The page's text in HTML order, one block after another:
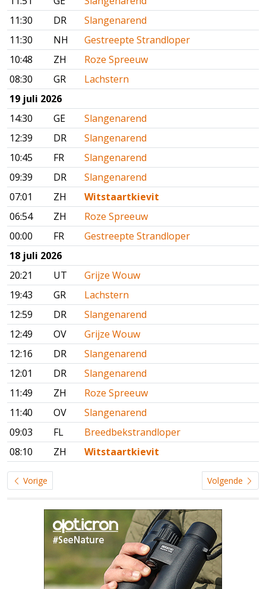
11:30
DR
Slangenarend
11:30
NH
Gestreepte Strandloper
10:48
ZH
Roze Spreeuw
08:30
GR
Lachstern
19 juli 2026
14:30
GE
Slangenarend
12:39
DR
Slangenarend
10:45
FR
Slangenarend
09:39
DR
Slangenarend
07:01
ZH
Witstaartkievit
06:54
ZH
Roze Spreeuw
00:00
FR
Gestreepte Strandloper
18 juli 2026
20:21
UT
Grijze Wouw
19:43
GR
Lachstern
12:59
DR
Slangenarend
12:49
OV
Grijze Wouw
12:16
DR
Slangenarend
12:01
DR
Slangenarend
11:49
ZH
Roze Spreeuw
11:40
OV
Slangenarend
09:03
FL
Breedbekstrandloper
08:10
ZH Witstaartkievit
Vorige Volgende